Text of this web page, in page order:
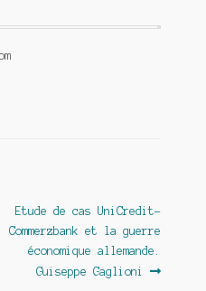
Article
suivant :
Etude de cas UniCredit-
Commerzbank et la guerre
économique allemande.
Guiseppe Gaglioni